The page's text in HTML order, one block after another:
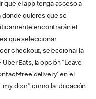
que el app tenga acceso a
donde quieres que se
encontrarán el
que seleccionar
checkout, seleccionar la
Eats, la opción “Leave
free delivery” en el
my door” como la ubicación